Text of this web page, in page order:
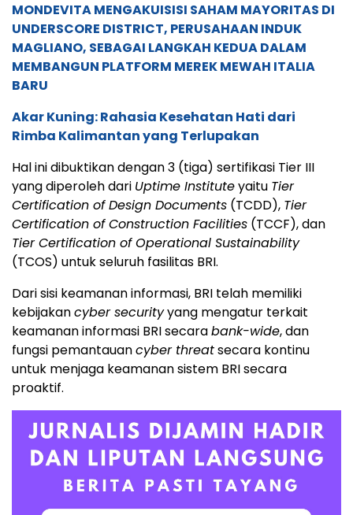
MONDEVITA MENGAKUISISI SAHAM MAYORITAS DI
UNDERSCORE DISTRICT, PERUSAHAAN INDUK
MAGLIANO, SEBAGAI LANGKAH KEDUA DALAM
MEMBANGUN PLATFORM MEREK MEWAH ITALIA
BARU
Akar Kuning: Rahasia Kesehatan Hati dari
Rimba Kalimantan yang Terlupakan
Hal ini dibuktikan dengan 3 (tiga) sertifikasi Tier III
yang diperoleh dari Uptime Instituteyaitu Tier
Certification of Design Documents (TCDD), Tier
Certification of Construction Facilities (TCCF), dan
Tier Certification of Operational Sustainability
(TCOS) untuk seluruh fasilitas BRI.
Dari sisi keamanan informasi, BRI telah memiliki
kebijakancyber securityyang mengatur terkait
keamanan informasi BRI secarabank-wide, dan
fungsi pemantauancyber threatsecara kontinu
untuk menjaga keamanan sistem BRI secara
proaktif.